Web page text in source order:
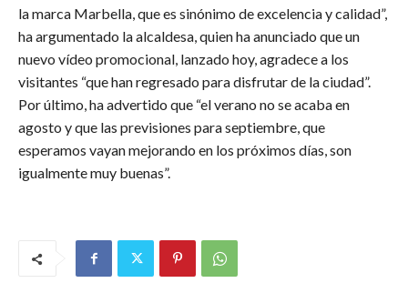
la marca Marbella, que es sinónimo de excelencia y calidad”,
ha argumentado la alcaldesa, quien ha anunciado que un
nuevo vídeo promocional, lanzado hoy, agradece a los
visitantes “que han regresado para disfrutar de la ciudad”.
Por último, ha advertido que “el verano no se acaba en
agosto y que las previsiones para septiembre, que
esperamos vayan mejorando en los próximos días, son
igualmente muy buenas”.